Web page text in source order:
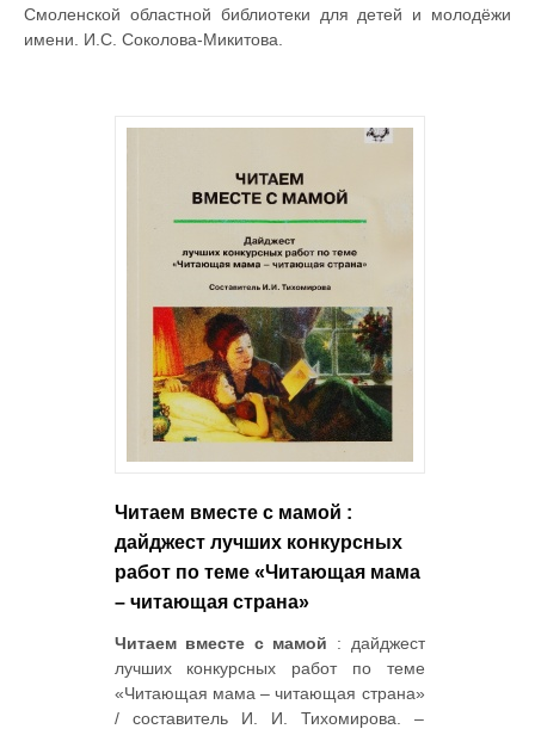
Смоленской областной библиотеки для детей и молодёжи
имени. И.С. Соколова-Микитова.
Читаем вместе с мамой :
дайджест лучших конкурсных
работ по теме «Читающая мама
– читающая страна»
Читаем вместе с мамой : дайджест
лучших конкурсных работ по теме
«Читающая мама – читающая страна»
/ составитель И. И. Тихомирова. –